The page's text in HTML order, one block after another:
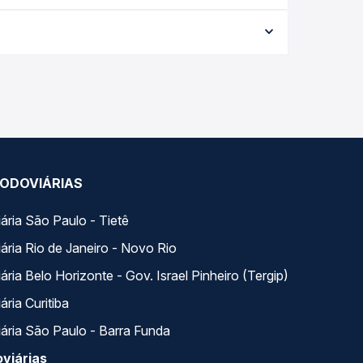
garante a melhor oferta para o seu roteiro.
São Paulo - Tietê
Rio de Janeiro - Novo Rio
Belo Horizonte - Gov. Israel Pinheiro (Tergip)
Curitiba
São Paulo - Barra Funda